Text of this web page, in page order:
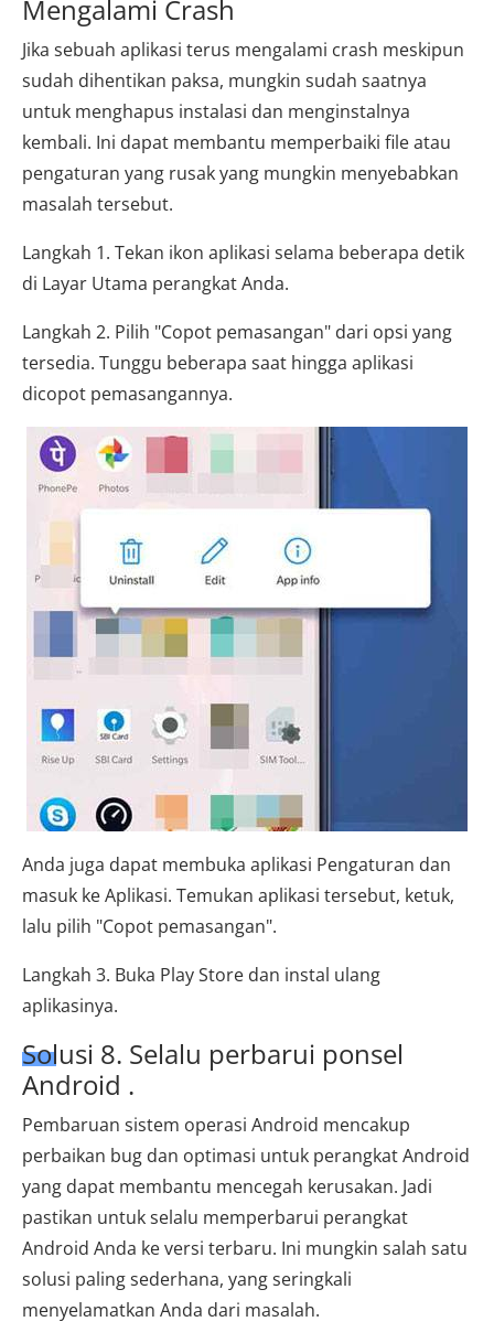
Mengalami Crash
Jika sebuah aplikasi terus mengalami crash meskipun
sudah dihentikan paksa, mungkin sudah saatnya
untuk menghapus instalasi dan menginstalnya
kembali. Ini dapat membantu memperbaiki file atau
pengaturan yang rusak yang mungkin menyebabkan
masalah tersebut.
Langkah 1. Tekan ikon aplikasi selama beberapa detik
di Layar Utama perangkat Anda.
Langkah 2. Pilih "Copot pemasangan" dari opsi yang
tersedia. Tunggu beberapa saat hingga aplikasi
dicopot pemasangannya.
Anda juga dapat membuka aplikasi Pengaturan dan
masuk ke Aplikasi. Temukan aplikasi tersebut, ketuk,
lalu pilih "Copot pemasangan".
Langkah 3. Buka Play Store dan instal ulang
aplikasinya.
Solusi 8. Selalu perbarui ponsel
Android .
Pembaruan sistem operasi Android mencakup
perbaikan bug dan optimasi untuk perangkat Android
yang dapat membantu mencegah kerusakan. Jadi
pastikan untuk selalu memperbarui perangkat
Android Anda ke versi terbaru. Ini mungkin salah satu
solusi paling sederhana, yang seringkali
menyelamatkan Anda dari masalah.